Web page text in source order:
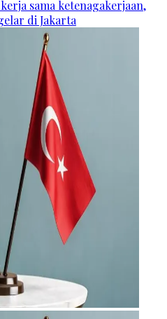
sama ketenagakerjaan,
di Jakarta